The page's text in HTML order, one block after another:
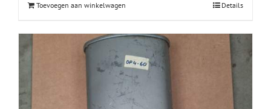
Toevoegen aan winkelwagen Details